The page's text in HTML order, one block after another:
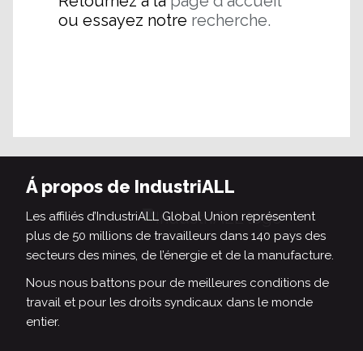
ou essayez notre recherche.
Á propos de IndustriALL
Les affiliés d’IndustriALL Global Union représentent
plus de 50 millions de travailleurs dans 140 pays des
secteurs des mines, de l’énergie et de la manufacture.
Nous nous battons pour de meilleures conditions de
travail et pour les droits syndicaux dans le monde
entier.